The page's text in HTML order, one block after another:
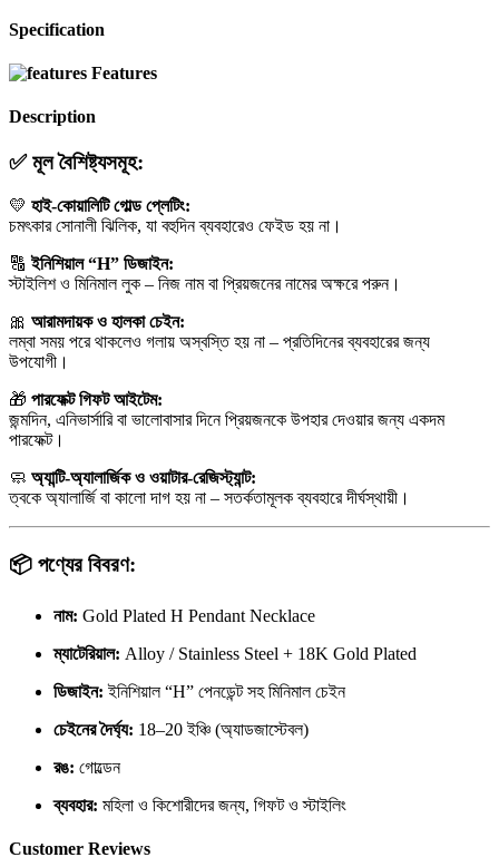
Specification
Features
Description
✅মূল বৈশিষ্ট্যসমূহ:
💛 হাই-কোয়ালিটি গোল্ড প্লেটিং:
চমৎকার সোনালী ঝিলিক, যা বহুদিন ব্যবহারেও ফেইড হয় না।
🔠ইনিশিয়াল “H” ডিজাইন:
স্টাইলিশ ও মিনিমাল লুক – নিজ নাম বা প্রিয়জনের নামের অক্ষরে পরুন।
🎀 আরামদায়ক ও হালকা চেইন:
লম্বা সময় পরে থাকলেও গলায় অস্বস্তি হয় না – প্রতিদিনের ব্যবহারের জন্য
উপযোগী।
🎁 পারফেক্ট গিফট আইটেম:
জন্মদিন, এনিভার্সারি বা ভালোবাসার দিনে প্রিয়জনকে উপহার দেওয়ার জন্য একদম
পারফেক্ট।
🧼 অ্যান্টি-অ্যালার্জিক ও ওয়াটার-রেজিস্ট্যান্ট:
ত্বকে অ্যালার্জি বা কালো দাগ হয় না – সতর্কতামূলক ব্যবহারে দীর্ঘস্থায়ী।
📦 পণ্যের বিবরণ:
নাম: Gold Plated H Pendant Necklace
ম্যাটেরিয়াল: Alloy / Stainless Steel + 18K Gold Plated
ডিজাইন: ইনিশিয়াল “H” পেনডেন্ট সহ মিনিমাল চেইন
চেইনের দৈর্ঘ্য: 18–20 ইঞ্চি (অ্যাডজাস্টেবল)
রঙ: গোল্ডেন
ব্যবহার: মহিলা ও কিশোরীদের জন্য, গিফট ও স্টাইলিং
Customer Reviews